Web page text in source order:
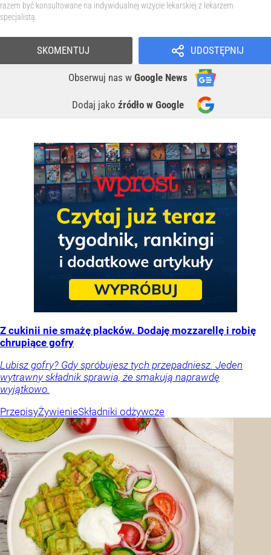
razem być konsultowane na indywidualnej wizycie lekarskiej z lekarzem
specjalistą.
UDOSTĘPNIJ
Obserwuj nas w Google News
Dodaj jako źródło w Google
SKOMENTUJ
Z cukinii nie smażę placków. Dodaję mozzarellę i robię
chrupiące gofry
Lubisz gofry? Gdy spróbujesz tych przepadniesz. Jeden
wytrawny składnik sprawia, że smakują naprawdę
wyjątkowo.
PrzepisyŻywienieSkładniki odżywcze